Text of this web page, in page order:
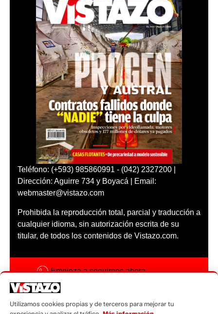
Teléfono: (+593) 985860991 - (042) 2327200 |
Dirección: Aguirre 734 y Boyacá | Email:
webmaster@vistazo.com
Prohibida la reproducción total, parcial y traducción a
cualquier idioma, sin autorización escrita de su
titular, de todos los contenidos de Vistazo.com.
Empieza a seguirnos ahora
Código ética
Utilizamos cookies propias y de terceros para mejorar tu